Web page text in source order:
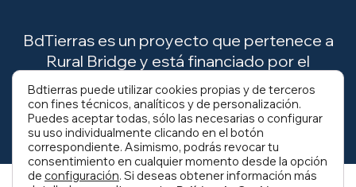
BdTierras es un proyecto que pertenece a
Rural Bridge y está financiado por el
Ministerio para la Transición Ecológica y el
Reto Demográfico (MITECO).
Bdtierras puede utilizar cookies propias y de terceros
con fines técnicos, analíticos y de personalización.
Puedes aceptar todas, sólo las necesarias o configurar
su uso individualmente clicando en el botón
correspondiente. Asimismo, podrás revocar tu
consentimiento en cualquier momento desde la opción
de configuración. Si deseas obtener información más